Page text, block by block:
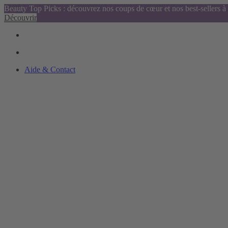
Beauty Top Picks : découvrez nos coups de cœur et nos best-sellers
Découvrir
Aide & Contact